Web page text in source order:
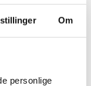
Om
personlige